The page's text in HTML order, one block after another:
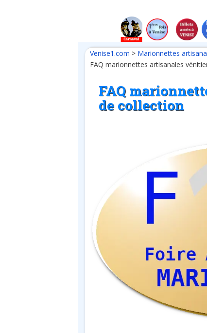
Venise1.com > Marionnettes
FAQ marionnettes artisanales
FAQ
de collection